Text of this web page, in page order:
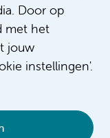
Door op
met het
jouw
instellingen'.